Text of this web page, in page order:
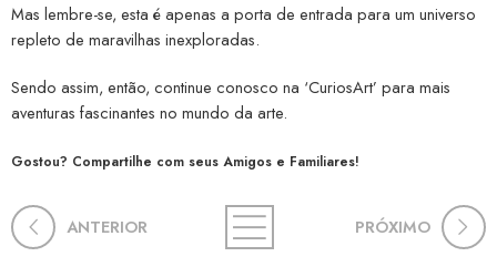
Mas lembre-se, esta é apenas a porta de entrada para um universo
repleto de maravilhas inexploradas.
Sendo assim, então, continue conosco na ‘CuriosArt’ para mais
aventuras fascinantes no mundo da arte.
Gostou? Compartilhe com seus Amigos e Familiares!
ANTERIOR PRÓXIMO